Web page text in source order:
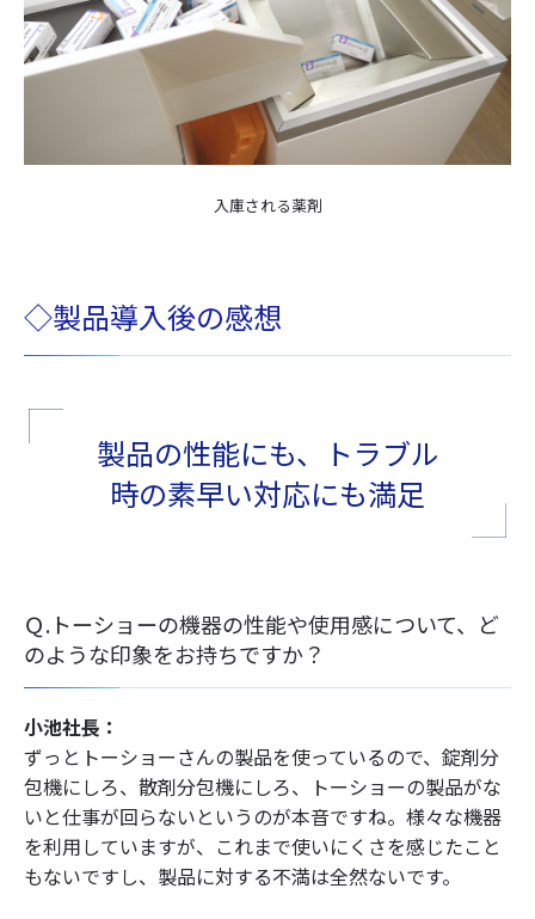
入庫される薬剤
◇製品導入後の感想
製品の性能にも、トラブル
時の素早い対応にも満足
Ｑ.トーショーの機器の性能や使用感について、ど
のような印象をお持ちですか？
小池社長：
ずっとトーショーさんの製品を使っているので、錠剤分
包機にしろ、散剤分包機にしろ、トーショーの製品がな
いと仕事が回らないというのが本音ですね。様々な機器
を利用していますが、これまで使いにくさを感じたこと
もないですし、製品に対する不満は全然ないです。